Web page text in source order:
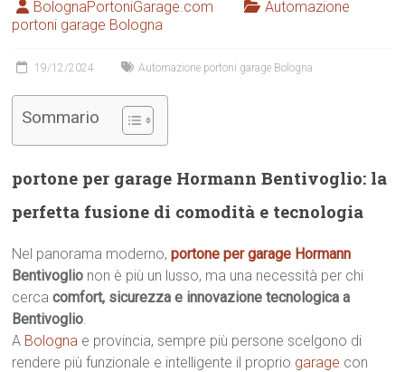
BolognaPortoniGarage.com
Automazione
portoni garage Bologna
19/12/2024 Automazione portoni garage Bologna
Sommario
portone per garage Hormann Bentivoglio: la
perfetta fusione di comodità e tecnologia
Nel panorama moderno,portone per garage Hormann
Bentivoglio non è più un lusso, ma una necessità per chi
cercacomfort, sicurezza e innovazione tecnologica a
Bentivoglio.
A Bologna e provincia, sempre più persone scelgono di
rendere più funzionale e intelligente il proprio garage con